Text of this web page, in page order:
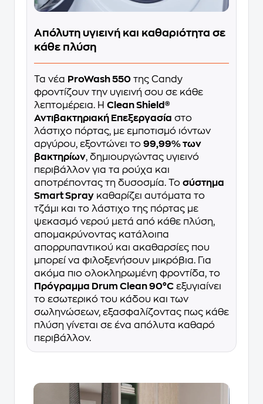
Απόλυτη υγιεινή και καθαριότητα σε
κάθε πλύση
Τα νέα ProWash 550 της Candy
φροντίζουν την υγιεινή σου σε κάθε
λεπτομέρεια. Η Clean Shield®
Αντιβακτηριακή Επεξεργασία στο
λάστιχο πόρτας, με εμποτισμό ιόντων
αργύρου, εξοντώνει το 99,99% των
βακτηρίων, δημιουργώντας υγιεινό
περιβάλλον για τα ρούχα και
αποτρέποντας τη δυσοσμία. Το σύστημα
Smart Spray καθαρίζει αυτόματα το
τζάμι και το λάστιχο της πόρτας με
ψεκασμό νερού μετά από κάθε πλύση,
απομακρύνοντας κατάλοιπα
απορρυπαντικού και ακαθαρσίες που
μπορεί να φιλοξενήσουν μικρόβια. Για
ακόμα πιο ολοκληρωμένη φροντίδα, το
Πρόγραμμα Drum Clean 90°C εξυγιαίνει
το εσωτερικό του κάδου και των
σωληνώσεων, εξασφαλίζοντας πως κάθε
πλύση γίνεται σε ένα απόλυτα καθαρό
περιβάλλον.